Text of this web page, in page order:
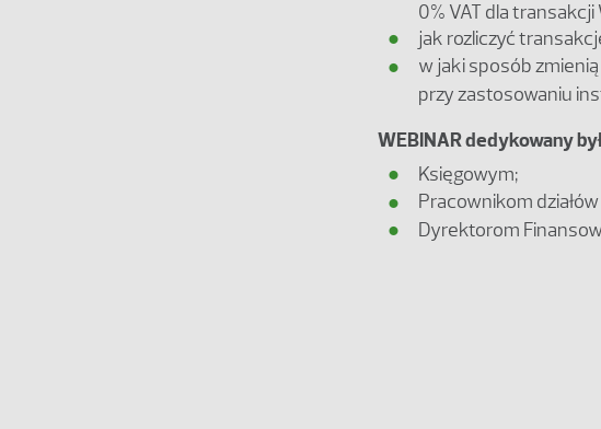
0% VAT dla transakcji
jak rozliczyć
w jaki sposób
przy zastosowaniu
WEBINAR dedykowany
Księgowym;
Pracownikom
Dyrektorom